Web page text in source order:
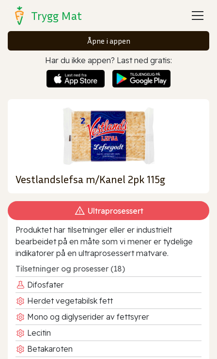
Trygg Mat
Åpne i appen
Har du ikke appen? Last ned gratis:
Vestlandslefsa m/Kanel 2pk 115g
Ultraprosessert
Produktet har tilsetninger eller er industrielt
bearbeidet på en måte som vi mener er tydelige
indikatorer på en ultraprosessert matvare.
Tilsetninger og prosesser (18)
Difosfater
Herdet vegetabilsk fett
Mono og diglyserider av fettsyrer
Lecitin
Betakaroten